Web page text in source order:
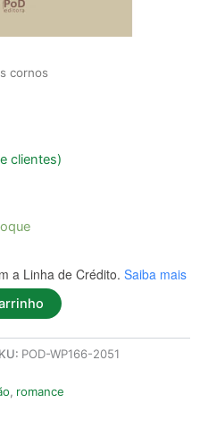
cornos
clientes)
a Linha de Crédito. Saiba mais
POD-WP166-2051
, romance